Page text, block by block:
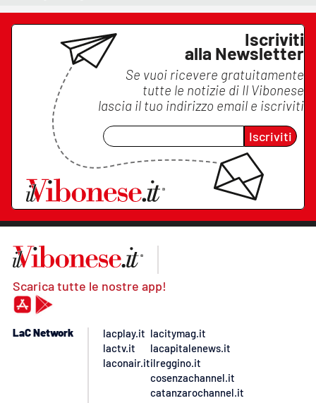
Iscriviti
alla Newsletter
Se vuoi ricevere gratuitamente
tutte le notizie di Il Vibonese
lascia il tuo indirizzo email e iscriviti
Iscriviti
Scarica tutte le nostre app!
LaC Network
lacplay.it
lactv.it
laconair.it
lacitymag.it
lacapitalenews.it
ilreggino.it
cosenzachannel.it
catanzarochannel.it